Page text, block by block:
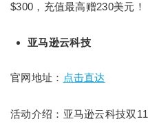
$300，充值最高赠230美元！
亚马逊云科技
官网地址： 点击直达
活动介绍：亚马逊云科技双